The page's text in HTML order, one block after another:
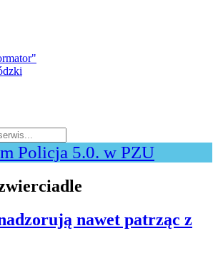
Policja 5.0. w PZU
nawet patrząc z